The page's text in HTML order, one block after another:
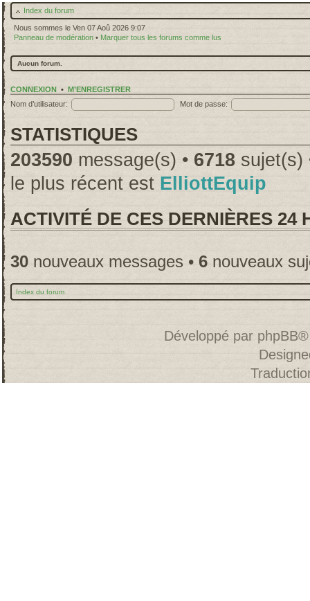
Index du forum
Nous sommes le Ven 07 Aoû 2026 9:07
Panneau de modération • Marquer tous les forums comme lus
Aucun forum.
CONNEXION • M’ENREGISTRER
Nom d’utilisateur:
Mot de passe:
STATISTIQUES
203590 message(s) • 6718 sujet(s)
le plus récent est ElliottEquip
ACTIVITÉ DE CES DERNIÈRES 24
30 nouveaux messages • 6 nouveaux
Index du forum
Développé par phpBB®